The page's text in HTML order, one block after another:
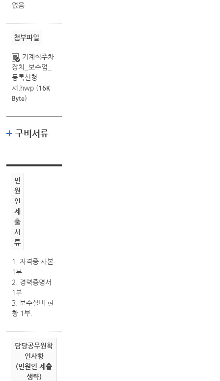
없음
첨부파일
기계식주차
장치_보수업_
등록신청
서.hwp (16K
Byte)
구비서류
민
원
인
제
출
서
류
1. 자격증 사본
1부
2. 경력증명서
1부
3. 보수설비 현
황 1부.
담당공무원확
인사항
(민원인 제출
생략)